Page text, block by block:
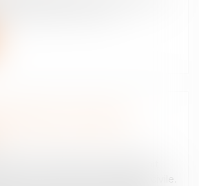
Dalloz IP/IT 2016. 173
Commerce
Procédures au fond en droit
6° du Code de procédure civile.